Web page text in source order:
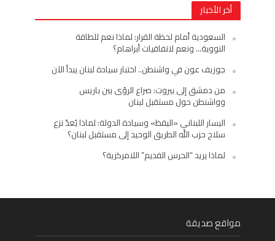
أخر الأخبار
السعودية أمام لحظة القرار: لماذا نعم للطاقة
النووية… ونعم لاتفاقيات أبراهام؟
جوزيف عون في واشنطن.. اختبار سيادة لبنان يبدأ الآن
من دمشق إلى بيروت: صراع الرؤى بين باريس
وواشنطن حول مستقبل لبنان
اليسار اللبناني «اليقظ» وسيادة الدولة: لماذا يُعدّ نزع
سلاح حزب الله الطريق الوحيد إلى مستقبل لبنان؟
لماذا يريد “الحرس القديم” اللامركزية؟
مواقع صديقة